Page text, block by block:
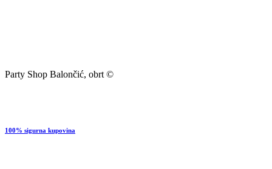
Party Shop Balončić, obrt ©
100% sigurna kupovina